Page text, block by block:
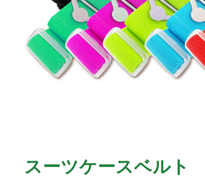
スーツケースベルト